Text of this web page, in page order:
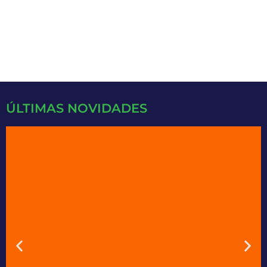
ÚLTIMAS NOVIDADES